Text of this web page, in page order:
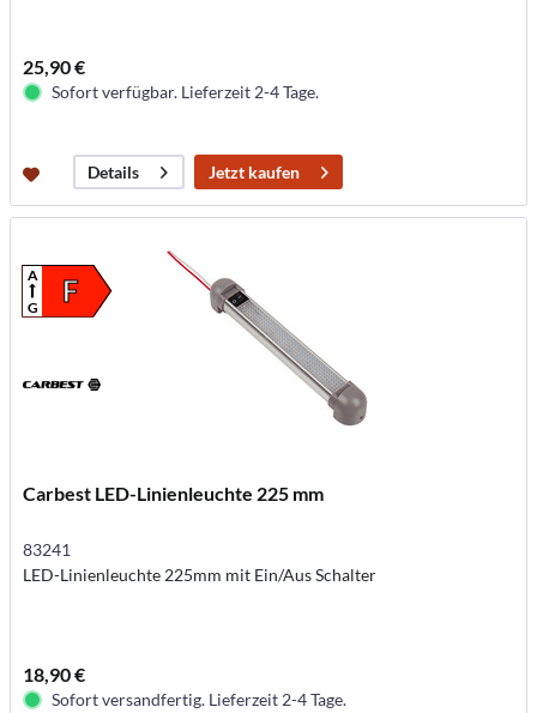
25,90 €
Sofort verfügbar. Lieferzeit 2-4 Tage.
Details Jetzt kaufen
F
A
G
Carbest LED-Linienleuchte 225 mm
83241
LED-Linienleuchte 225mm mit Ein/Aus Schalter
18,90 €
Sofort versandfertig. Lieferzeit 2-4 Tage.